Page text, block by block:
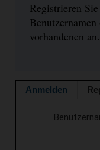
Registrieren
vorhandenen an.
Anmelden